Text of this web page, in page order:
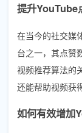
提升YouTube
在当今的社交媒
台之一，其点赞
视频推荐算法的
还能帮助视频获
如何有效增加